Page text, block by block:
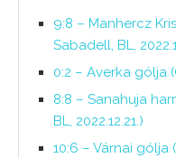
9:8 – Manhercz
Sabadell, BL,
0:2 – Averka gólja
8:8 – Sanahuja
BL, 2022.12.21.)
10:6 – Várnai gólja